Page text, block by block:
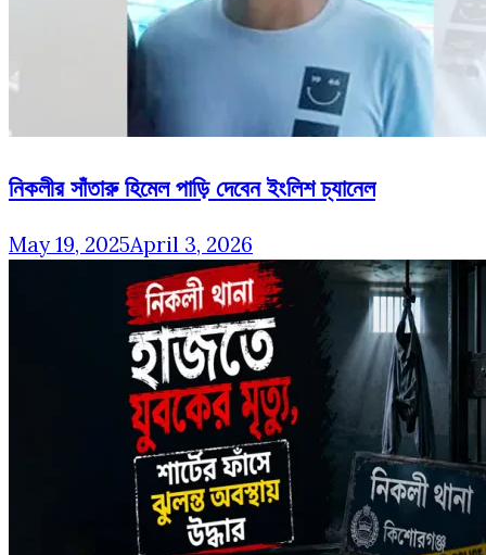
নিকলীর সাঁতারু হিমেল পাড়ি দেবেন ইংলিশ চ্যানেল
May 19, 2025April 3, 2026